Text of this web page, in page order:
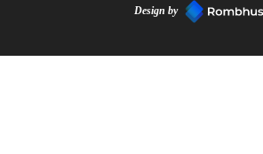
Design by